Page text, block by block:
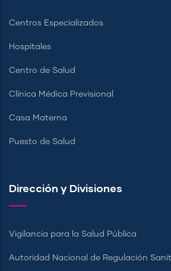
Centros Especializados
Hospitales
Centro de Salud
Clínica Médica Previsional
Casa Materna
Puesto de Salud
Dirección y Divisiones
Vigilancia para la Salud Pública
Autoridad Nacional de Regulación